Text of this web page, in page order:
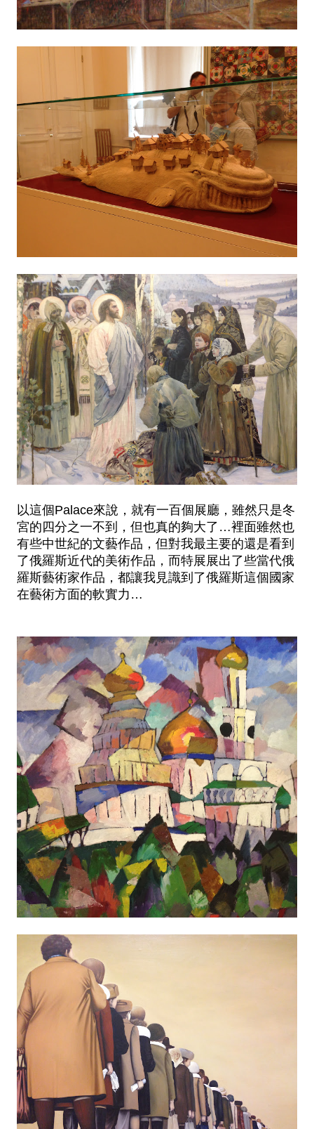
以這個Palace來說，就有一百個展廳，雖然只是冬
宮的四分之一不到，但也真的夠大了…裡面雖然也
有些中世紀的文藝作品，但對我最主要的還是看到
了俄羅斯近代的美術作品，而特展展出了些當代俄
羅斯藝術家作品，都讓我見識到了俄羅斯這個國家
在藝術方面的軟實力…